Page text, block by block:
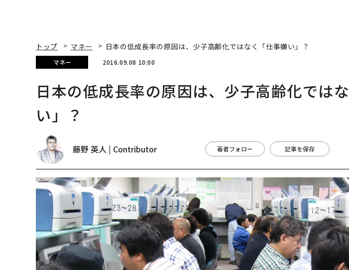
トップ マネー 日本の低成長率の原因は、少子高齢化ではなく「仕事嫌い」？
マネー 2016.09.08 10:00
日本の低成長率の原因は、少子高齢化では
い」？
藤野 英人 | Contributor 著者フォロー 記事を保存